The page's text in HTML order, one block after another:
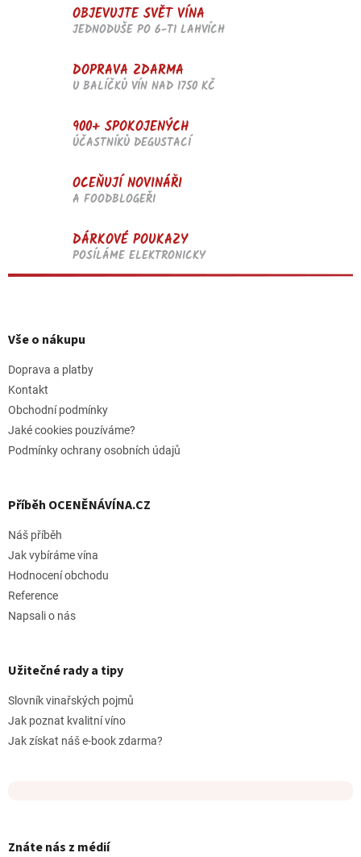
OBJEVUJTE SVĚT VÍNA
JEDNODUŠE PO 6-TI LAHVÍCH
DOPRAVA ZDARMA
U BALÍČKŮ VÍN NAD 1750 KČ
900+ SPOKOJENÝCH
ÚČASTNÍKŮ DEGUSTACÍ
OCEŇUJÍ NOVINÁŘI
A FOODBLOGEŘI
DÁRKOVÉ POUKAZY
POSÍLÁME ELEKTRONICKY
pVše o nákupu
Doprava a platby
Kontakt
Obchodní podmínky
Jaké cookies pouzíváme?
Podmínky ochrany osobních údajů
Příběh OCENĚNÁVÍNA.CZ
Náš příběh
Jak vybíráme vína
Hodnocení obchodu
Reference
Napsali o nás
Užitečné rady a tipy
Slovník vinařských pojmů
Jak poznat kvalitní víno
Jak získat náš e-book zdarma?
Znáte nás z médií